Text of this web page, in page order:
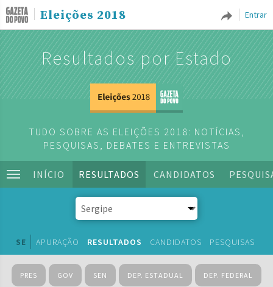
Entrar
Eleições 2018
Resultados por Estado
TUDO SOBRE AS ELEIÇÕES 2018: NOTÍCIAS,
PESQUISAS, DEBATES E ENTREVISTAS
INÍCIO RESULTADOS CANDIDATOS
SE APURAÇÃO RESULTADOS CANDIDATOS PESQUISAS
PRES GOV SEN DEP. ESTADUAL DEP. FEDERAL